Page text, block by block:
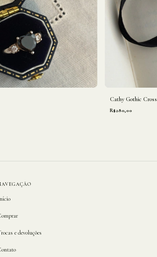
Cathy Gothic Cross
R$280,00
e devoluções